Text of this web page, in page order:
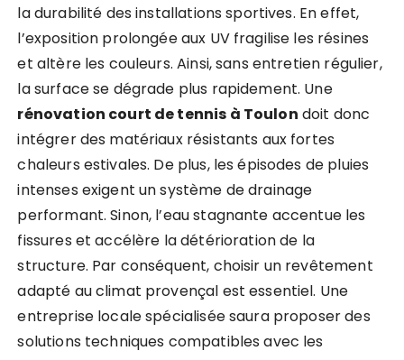
la durabilité des installations sportives. En effet,
l’exposition prolongée aux UV fragilise les résines
et altère les couleurs. Ainsi, sans entretien régulier,
la surface se dégrade plus rapidement. Une
rénovation court de tennis à Toulon doit donc
intégrer des matériaux résistants aux fortes
chaleurs estivales. De plus, les épisodes de pluies
intenses exigent un système de drainage
performant. Sinon, l’eau stagnante accentue les
fissures et accélère la détérioration de la
structure. Par conséquent, choisir un revêtement
adapté au climat provençal est essentiel. Une
entreprise locale spécialisée saura proposer des
solutions techniques compatibles avec les